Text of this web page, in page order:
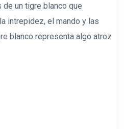
un tigre blanco que
intrepidez, el mando y las
blanco representa algo atroz